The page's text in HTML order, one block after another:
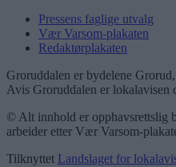
Pressens faglige utvalg
Vær Varsom-plakaten
Redaktørplakaten
Groruddalen er bydelene
Avis Groruddalen er lokalavisen
© Alt innhold er opphavsrettslig
arbeider etter Vær Varsom-
Tilknyttet Landslaget for